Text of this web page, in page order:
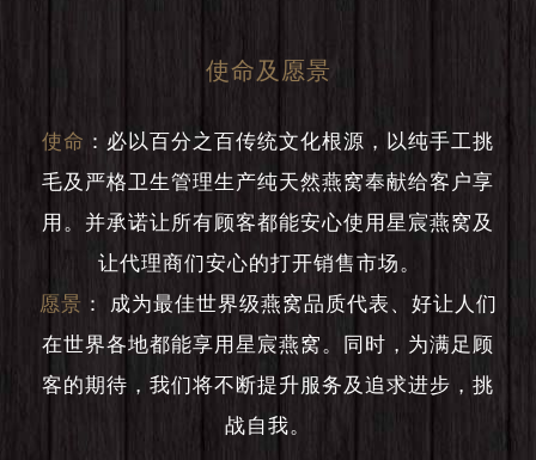
使命及愿景
使命 ： 必以百分之百传统文化根源，以纯手工挑
毛及严格卫生管理生产纯天然燕窝奉献给客户享
用。并承诺让所有顾客都能安心使用星宸燕窝及
让代理商们安心的打开销售市场。
愿景 ：
成为最佳世界级燕窝品质代表、好让人们
在世界各地都能享用星宸燕窝。同时，为满足顾
客的期待，我们将不断提升服务及追求进步，挑
战自我。